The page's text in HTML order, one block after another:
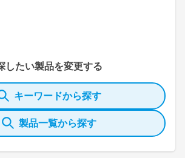
したい製品を変更する
キーワードから探す
製品一覧から探す